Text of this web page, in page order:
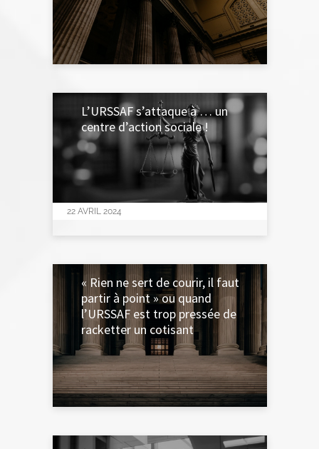
22 AVRIL 2024
L’URSSAF s’attaque à … un
centre d’action sociale !
20 AVRIL 2024
« Rien ne sert de courir, il faut
partir à point » ou quand
l’URSSAF est trop pressée de
racketter un cotisant